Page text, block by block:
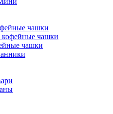
чашки
чашки
чашки